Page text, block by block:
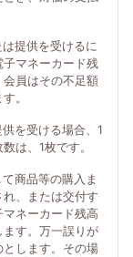
提供を受けるに
マネーカード残
員はその不足額
。
を受ける場合、1
は、1枚です。
商品等の購入ま
、または交付す
ネーカード残高
す。万一誤りが
します。その場